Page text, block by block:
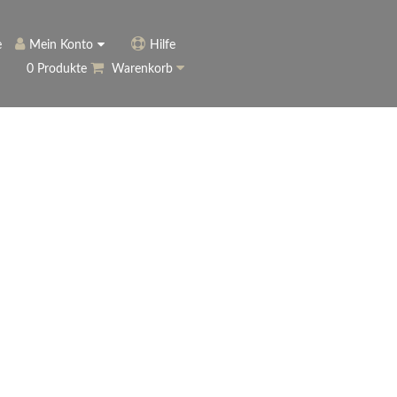
Mein Konto
Anmelden
Hilfe
0 Produkte
Warenkorb